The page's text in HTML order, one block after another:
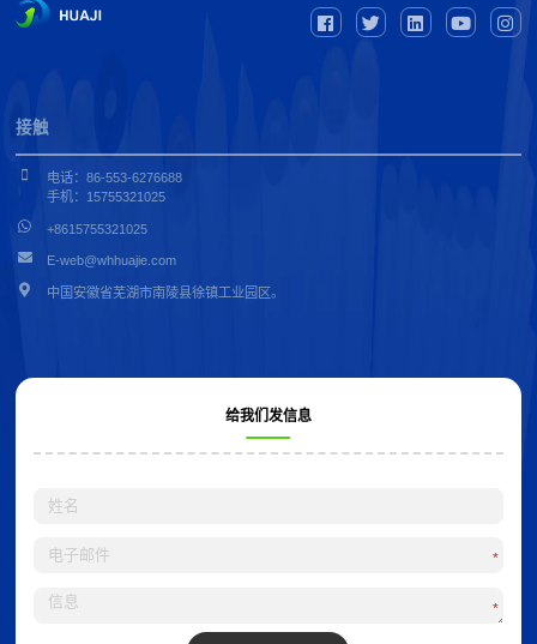
接触
电话：86-553-6276688
手机：15755321025
+8615755321025
E-web@whhuajie.com
中国安徽省芜湖市南陵县徐镇工业园区。
给我们发信息
*
*